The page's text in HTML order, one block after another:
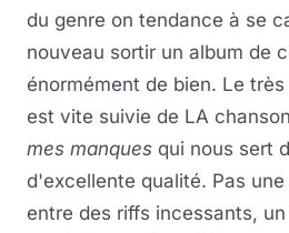
du genre on tendance à se
nouveau sortir un album de
énormément de bien. Le
est vite suivie de LA
mes manques qui nous sert
d'excellente qualité. Pas
entre des riffs incessants,